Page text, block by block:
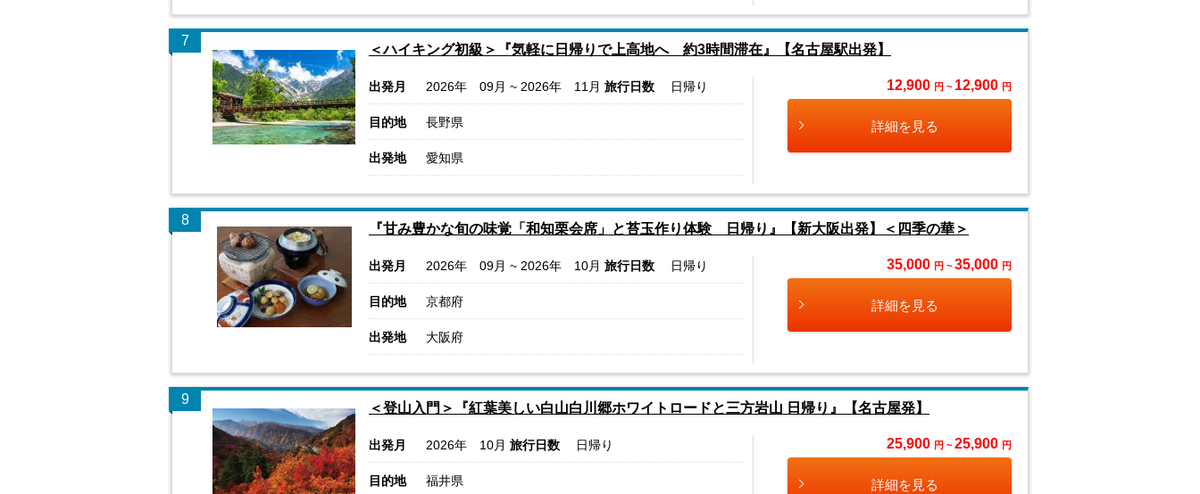
7
＜ハイキング初級＞『気軽に日帰りで上高地へ 約3時間滞在』【名古屋駅出発】
出発月 2026年 09月 ~ 2026年 11月 旅行日数 日帰り
目的地 長野県
出発地 愛知県
12,900 円 ~ 12,900 円
詳細を見る
8
『甘み豊かな旬の味覚「和知栗会席」と苔玉作り体験 日帰り』【新大阪出発】＜四季の華＞
出発月 2026年 09月 ~ 2026年 10月 旅行日数 日帰り
目的地 京都府
出発地 大阪府
35,000 円 ~ 35,000 円
詳細を見る
9
＜登山入門＞『紅葉美しい白山白川郷ホワイトロードと三方岩山 日帰り』【名古屋発】
出発月 2026年 10月 旅行日数 日帰り
目的地 福井県
25,900 円 ~ 25,900 円
詳細を見る